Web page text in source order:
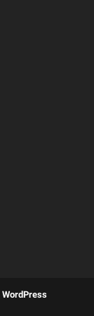
WordPress